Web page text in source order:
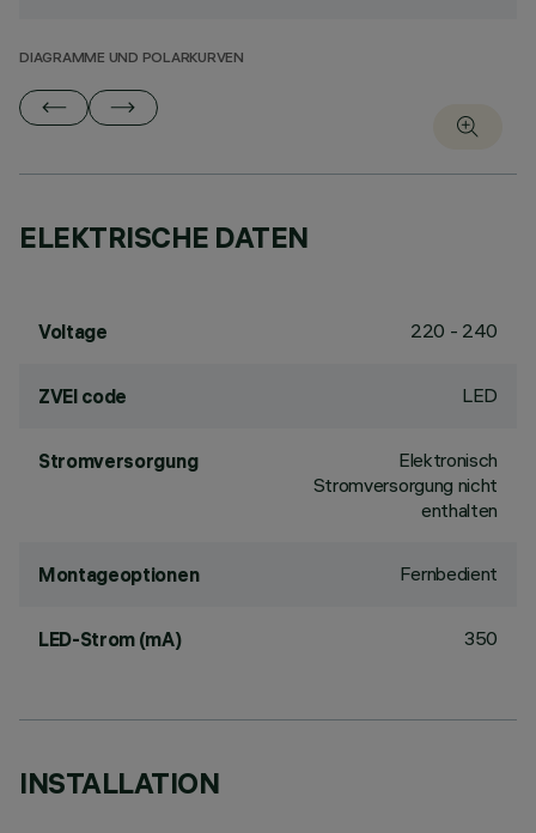
DIAGRAMME UND POLARKURVEN
ELEKTRISCHE DATEN
Voltage 220 - 240
ZVEI code LED
Stromversorgung
Elektronisch
Stromversorgung nicht
enthalten
Montageoptionen Fernbedient
LED-Strom (mA) 350
INSTALLATION